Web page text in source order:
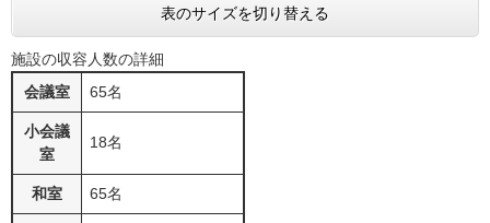
表のサイズを切り替える
施設の収容人数の詳細
会議室
65名
小会議
室
18名
和室 65名